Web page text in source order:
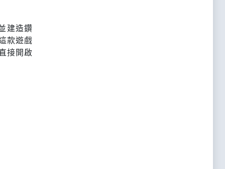
建造鑽
款遊戲
接開啟